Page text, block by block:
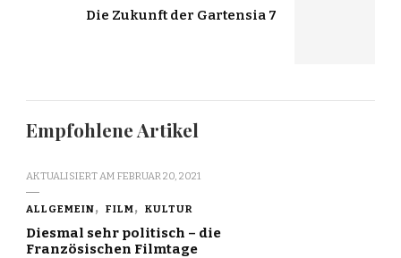
Die Zukunft der Gartensia 7
Empfohlene Artikel
AKTUALISIERT AM FEBRUAR 20, 2021
ALLGEMEIN FILM KULTUR
Diesmal sehr politisch – die
Französischen Filmtage